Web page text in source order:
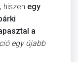
hiszen egy
a
egy újabb